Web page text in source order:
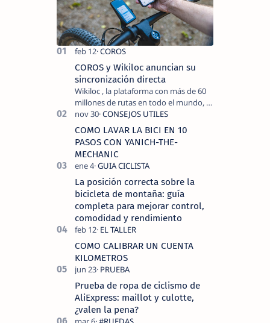
COROS y Wikiloc anuncian su
sincronización directa
Wikiloc , la plataforma con más de 60
millones de rutas en todo el mundo, y
COROS , marca de dispositivos GPS
reconocida mundialmente por su
tecnolo…
COMO LAVAR LA BICI EN 10
PASOS CON YANICH-THE-
MECHANIC
La posición correcta sobre la
bicicleta de montaña: guía
completa para mejorar control,
comodidad y rendimiento
COMO CALIBRAR UN CUENTA
KILOMETROS
Prueba de ropa de ciclismo de
AliExpress: maillot y culotte,
¿valen la pena?